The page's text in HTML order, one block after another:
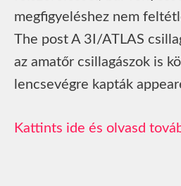
megfigyeléshez nem
The post A 3I/ATLAS
az amatőr csillagászok is
lencsevégre kapták